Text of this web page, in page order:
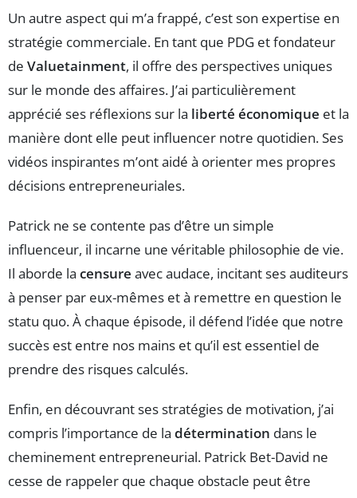
Un autre aspect qui m’a frappé, c’est son expertise en
stratégie commerciale. En tant que PDG et fondateur
de Valuetainment, il offre des perspectives uniques
sur le monde des affaires. J’ai particulièrement
apprécié ses réflexions sur la liberté économique et la
manière dont elle peut influencer notre quotidien. Ses
vidéos inspirantes m’ont aidé à orienter mes propres
décisions entrepreneuriales.
Patrick ne se contente pas d’être un simple
influenceur, il incarne une véritable philosophie de vie.
Il aborde la censure avec audace, incitant ses auditeurs
à penser par eux-mêmes et à remettre en question le
statu quo. À chaque épisode, il défend l’idée que notre
succès est entre nos mains et qu’il est essentiel de
prendre des risques calculés.
Enfin, en découvrant ses stratégies de motivation, j’ai
compris l’importance de la détermination dans le
cheminement entrepreneurial. Patrick Bet-David ne
cesse de rappeler que chaque obstacle peut être